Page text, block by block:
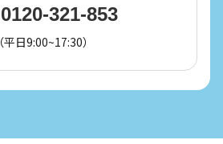
0120-321-853
（平日9:00~17:30）